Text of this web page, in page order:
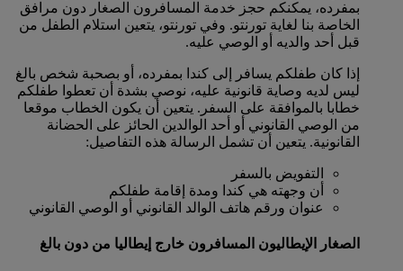
بمفرده، يمكنكم حجز خدمة المسافرون الصغار دون مرافق
الخاصة بنا لغاية تورنتو. وفي تورنتو، يتعين استلام الطفل من
قبل أحد والديه أو الوصي عليه.
إذا كان طفلكم يسافر إلى كندا بمفرده، أو بصحبة شخص بالغ
ليس لديه وصاية قانونية عليه، نوصي بشدة أن تعطوا طفلكم
خطابا بالموافقة على السفر. يتعين أن يكون الخطاب موقعا
من الوصي القانوني أو أحد الوالدين الحائز على الحضانة
القانونية. يتعين أن تشمل الرسالة هذه التفاصيل:
التفويض بالسفر
أن وجهته هي كندا ومدة إقامة طفلكم
عنوان ورقم هاتف الوالد القانوني أو الوصي القانوني
الصغار الإيطاليون المسافرون خارج إيطاليا من دون بالغ